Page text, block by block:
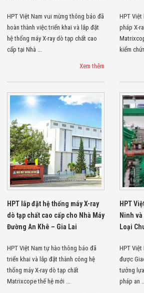
HPT Việt Nam vui mừng thông báo đã
hoàn thành việc triển khai và lắp đặt
hệ thống máy X-ray dò tạp chất cao
cấp tại Nhà ...
Xem thêm
HPT Việt
pháp X-
kiểm
HPT lắp đặt hệ thống máy X-ray
dò tạp chất cao cấp cho Nhà Máy
Đường An Khê – Gia Lai
HPT Việt Nam tự hào thông báo đã
triển khai và lắp đặt thành công hệ
thống máy X-ray dò tạp chất
Matrixcope thế hệ mới ...
HPT
Ninh và
Loại
HPT
được
tưởng
pháp an ...